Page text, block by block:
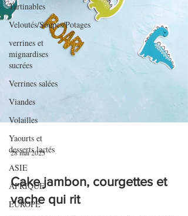
Tartinables
Veloutés/Soupes/Potages
verrines et
mignardises
sucrées
Verrines salées
Viandes
Volailles
Yaourts et
desserts lactés
ASIE
AFRIQUE
EUROPE
28 mai 2025